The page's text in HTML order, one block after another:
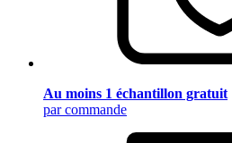
Au moins 1 échantillon gratuit
par commande